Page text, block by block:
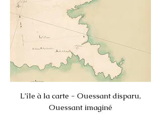
L’île à la carte - Ouessant disparu,
Ouessant imaginé